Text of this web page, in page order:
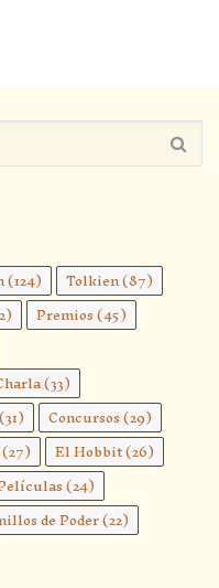
(124) Tolkien(87)
Premios(45)
(33)
(31) Concursos(29)
(27) El Hobbit(26)
(24)
de Poder(22)